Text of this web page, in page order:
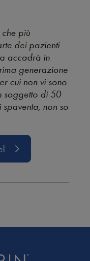
che più
dei pazienti
accadrà in
generazione
cui non vi sono
soggetto di 50
non so